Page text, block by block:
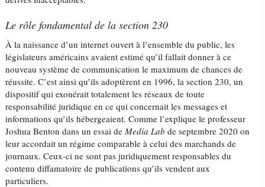
Le rôle fondamental de la section 230
À la naissance d’un internet ouvert à l’ensemble du public, les
législateurs américains avaient estimé qu’il fallait donner à ce
nouveau système de communication le maximum de chances de
réussite. C’est ainsi qu’ils adoptèrent en 1996, la section 230, un
dispositif qui exonérait totalement les réseaux de toute
responsabilité juridique en ce qui concernait les messages et
informations qu’ils hébergeaient. Comme l’explique le professeur
Joshua Benton dans un essai deMedia Lab de septembre 2020 on
leur accordait un régime comparable à celui des marchands de
journaux. Ceux-ci ne sont pas juridiquement responsables du
contenu diffamatoire de publications qu’ils vendent aux
particuliers.